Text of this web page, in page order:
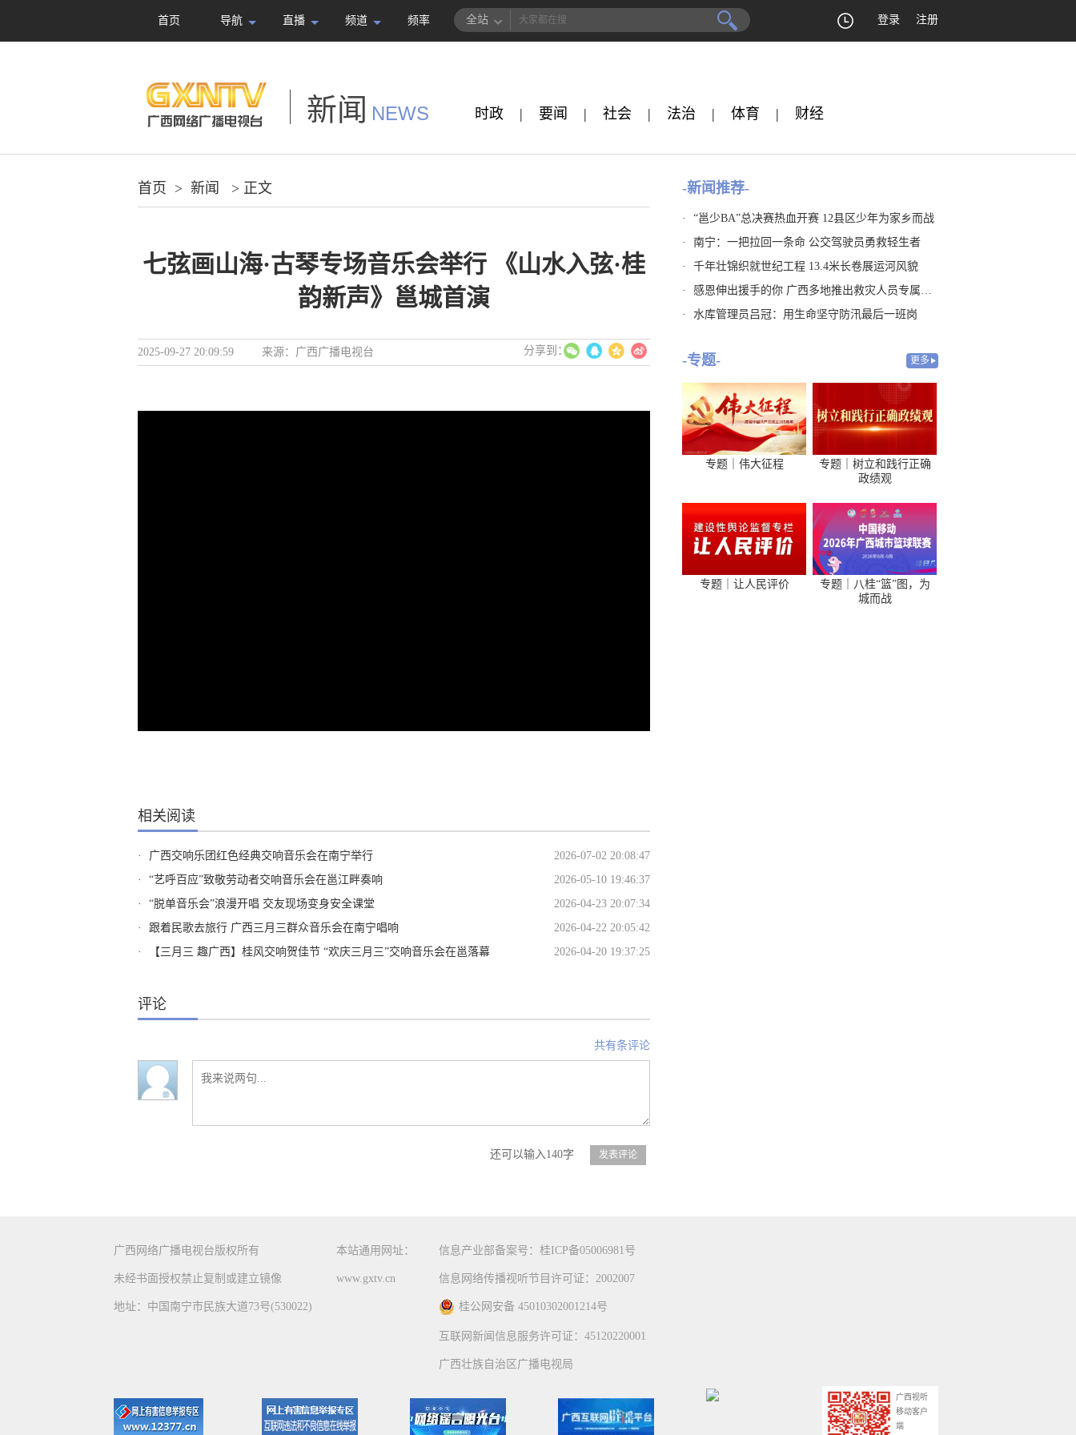
首页 导航 直播 频道 频率 全站 登录 注册
新闻 NEWS 时政 | 要闻 | 社会 | 法治 | 体育 | 财经
首页 > 新闻 > 正文
七弦画山海·古琴专场音乐会举行 《山水入弦·桂
韵新声》邕城首演
2025-09-27 20:09:59 来源： 广西广播电视台
相关阅读
· 广西交响乐团红色经典交响音乐会在南宁举行
2026-07-02 20:08:47
·
“艺呼百应”致敬劳动者交响音乐会在邕江畔奏响
2026-05-10 19:46:37
·
“脱单音乐会”浪漫开唱 交友现场变身安全课堂
2026-04-23 20:07:34
·
跟着民歌去旅行 广西三月三群众音乐会在南宁唱响
2026-04-22 20:05:42
·
【三月三 趣广西】桂风交响贺佳节 “欢庆三月三”交响音乐会在邕落幕 2026-04-20 19:37:25
评论
共有条评论
还可以输入140字
-新闻推荐-
·
“邕少BA”总决赛热血开赛 12县区少年为家乡而战
·
南宁：一把拉回一条命 公交驾驶员勇救轻生者
·
千年壮锦织就世纪工程 13.4米长卷展运河风貌
·
感恩伸出援手的你 广西多地推出救灾人员专属福利
·
水库管理员吕冠：用生命坚守防汛最后一班岗
-专题- 更多
专题｜伟大征程
专题｜树立和践行正确
政绩观
专题｜让人民评价
专题｜八桂“篮”图，为
城而战
广西网络广播电视台版权所有
未经书面授权禁止复制或建立镜像
地址：中国南宁市民族大道73号(530022)
本站通用网址：
www.gxtv.cn
信息产业部备案号：桂ICP备05006981号
信息网络传播视听节目许可证：2002007
桂公网安备 45010302001214号
互联网新闻信息服务许可证：45120220001
广西壮族自治区广播电视局
广西视听
移动客户
端